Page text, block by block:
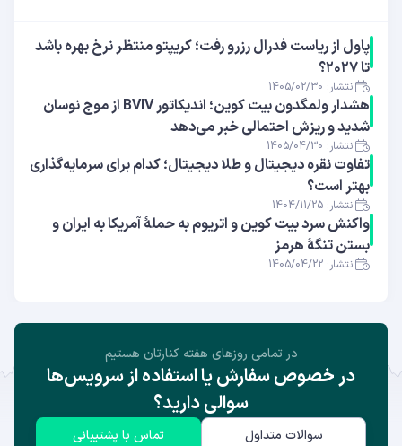
پاول از ریاست فدرال رزرو رفت؛ کریپتو منتظر نرخ بهره باشد
تا ۲۰۲۷؟
انتشار: 1405/02/30
هشدار ولمگدون بیت کوین؛ اندیکاتور BVIV از موج نوسان
شدید و ریزش احتمالی خبر می‌دهد
انتشار: 1405/04/30
تفاوت نقره دیجیتال و طلا دیجیتال؛ کدام برای سرمایه‌گذاری
بهتر است؟
انتشار: 1404/11/25
واکنش سرد بیت کوین و اتریوم به حملهٔ آمریکا به ایران و
بستن تنگهٔ هرمز
انتشار: 1405/04/22
در تمامی روز‌های هفته کنارتان هستیم
در خصوص سفارش یا استفاده از سرویس‌ها
سوالی دارید؟
سوالات متداول تماس با پشتیبانی